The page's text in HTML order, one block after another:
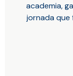
academia,
jornada que